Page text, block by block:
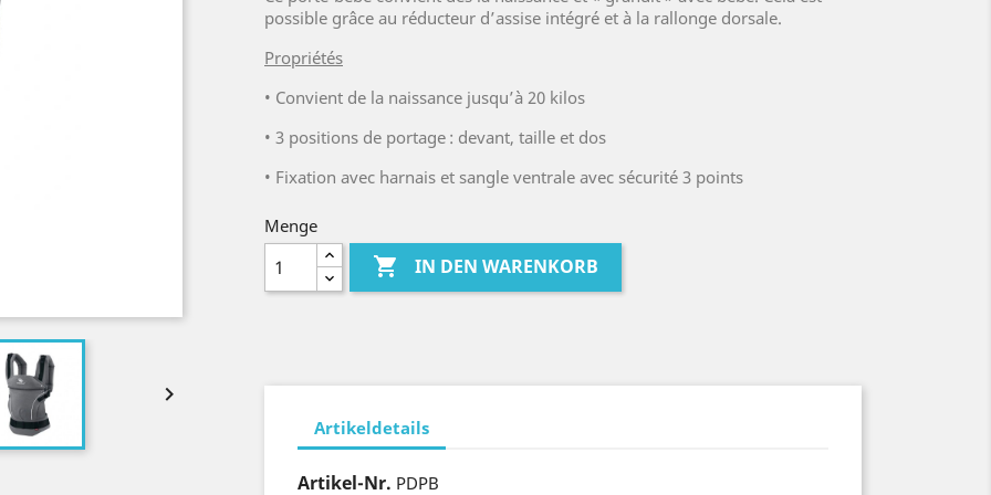

possible grâce au réducteur d’assise intégré et à la rallonge dorsale.
Propriétés
• Convient de la naissance jusqu’à 20 kilos
• 3 positions de portage : devant, taille et dos
• Fixation avec harnais et sangle ventrale avec sécurité 3 points
Menge
 IN DEN WARENKORB
Artikeldetails
Artikel-Nr. PDPB